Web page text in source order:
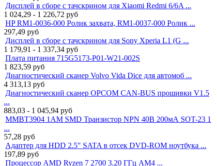
Дисплей в сборе с тачскрином для Xiaomi Redmi 6/6A ...
1 024,29 - 1 226,72 руб
HP RM1-0036-000 Ролик захвата, RM1-0037-000 Ролик ...
297,49 руб
Дисплей в сборе с тачскрином для Sony Xperia L1 (G ...
1 179,91 - 1 337,34 руб
Плата питания 715G5173-P01-W21-002S
1 823,59 руб
Диагностический сканер Volvo Vida Dice для автомоб ...
4 313,13 руб
Диагностический сканер OPCOM CAN-BUS прошивки V1.5
...
883,03 - 1 045,94 руб
MMBT3904 1AM SMD Транзистор NPN 40В 200мА SOT-23 1
...
57,28 руб
Адаптер для HDD 2.5" SATA в отсек DVD-ROM ноутбука ...
197,89 руб
Процессор AMD Ryzen 7 2700 3.20 ГГц AM4 ...